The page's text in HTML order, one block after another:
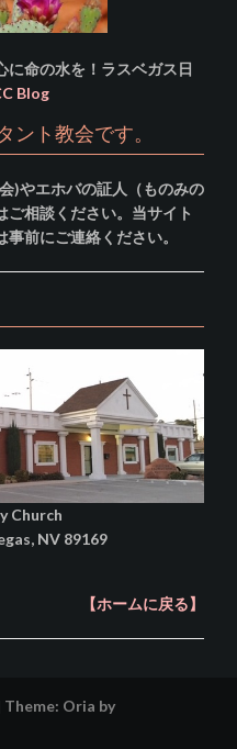
に命の水を！ラスベガス日
Blog
ト教会です。
)やエホバの証人（ものみの
相談ください。当サイト
前にご連絡ください。
Church
NV 89169
【ホームに戻る】
Theme: Oria by